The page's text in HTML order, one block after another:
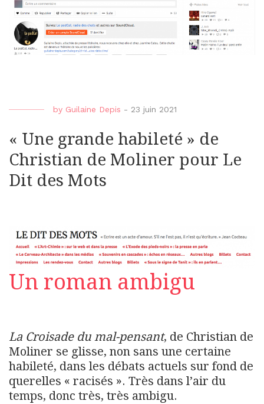
by Guilaine Depis - 23 juin 2021
« Une grande habileté » de
Christian de Moliner pour Le
Dit des Mots
Un roman ambigu
La Croisade du mal-pensant, de Christian de
Moliner se glisse, non sans une certaine
habileté, dans les débats actuels sur fond de
querelles « racisés ». Très dans l’air du
temps, donc très, très ambigu.